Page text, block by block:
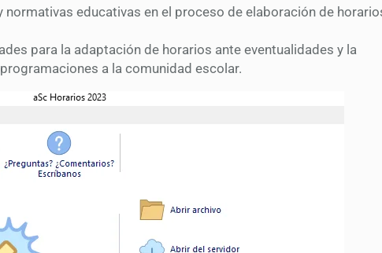
educativas en el proceso de elaboración de
para la adaptación de horarios ante eventualidades y la
a la comunidad escolar.